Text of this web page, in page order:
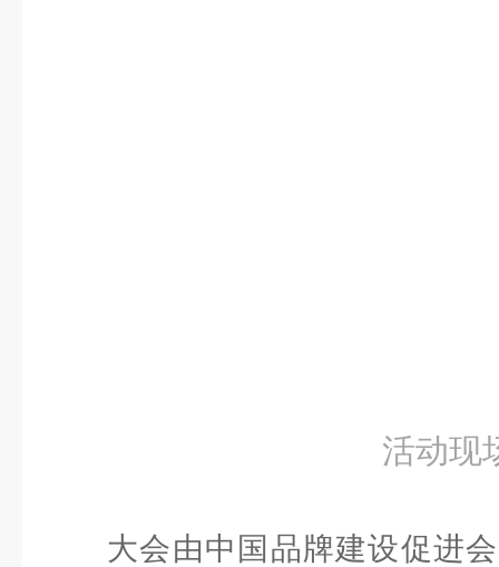
活动现
大会由中国品牌建设促进